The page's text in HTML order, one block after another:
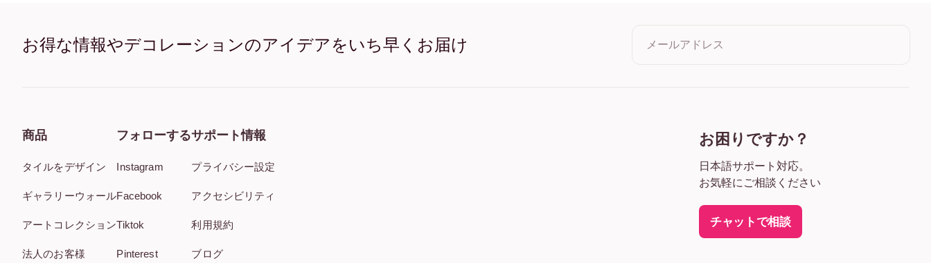
Vincent Van Gogh- Flowers in a Vase Lemons キャンバス
お得な情報やデコレーションのアイデアをいち早くお届け メールアドレス
商品
タイルをデザイン
ギャラリーウォール
アートコレクション
法人のお客様
フォローする
Instagram
Facebook
Tiktok
Pinterest
サポート情報
プライバシー設定
アクセシビリティ
利用規約
ブログ
お困りですか？
日本語サポート対応。
お気軽にご相談ください
チャットで相談